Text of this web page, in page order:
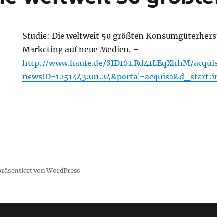
Studie: Die weltweit 50 größten
Marketing auf neue Medien. –
http://www.haufe.de/SID161.Rd41LEqXhhM/
von WordPress